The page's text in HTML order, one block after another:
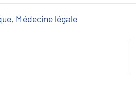
, Médecine légale